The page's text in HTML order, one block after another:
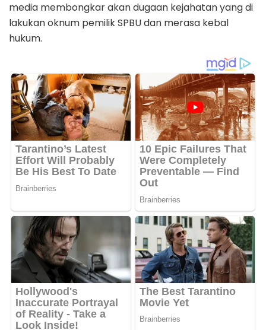
media membongkar akan dugaan kejahatan yang di
lakukan oknum pemilik SPBU dan merasa kebal
hukum.